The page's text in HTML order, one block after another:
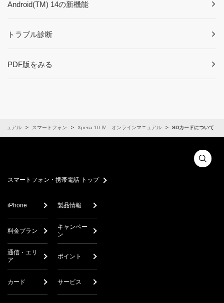
Android(TM) 14の新機能
トラブル診断
PDF版をみる
ニュアル スマートフォン Xperia 10 Ⅳ オンラインマニュアル SDカードについて
スマートフォン・携帯電話 トップ
iPhone 製品情報
料金プラン
キャンペー
ン
通信・エリ
ア
ポイント
カード サービス